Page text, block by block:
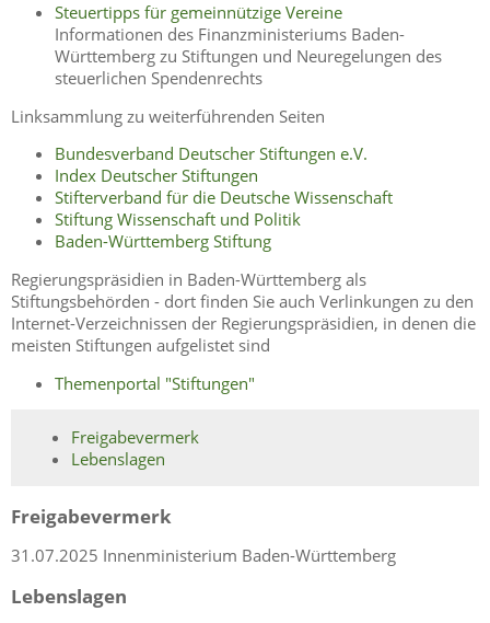
Steuertipps für gemeinnützige Vereine
Informationen des Finanzministeriums Baden-
Württemberg zu Stiftungen und Neuregelungen des
steuerlichen Spendenrechts
Linksammlung zu weiterführenden Seiten
Bundesverband Deutscher Stiftungen e.V.
Index Deutscher Stiftungen
Stifterverband für die Deutsche Wissenschaft
Stiftung Wissenschaft und Politik
Baden-Württemberg Stiftung
Regierungspräsidien in Baden-Württemberg als
Stiftungsbehörden - dort finden Sie auch Verlinkungen zu den
Internet-Verzeichnissen der Regierungspräsidien, in denen die
meisten Stiftungen aufgelistet sind
Themenportal "Stiftungen"
Freigabevermerk
Lebenslagen
Freigabevermerk
31.07.2025 Innenministerium Baden-Württemberg
Lebenslagen